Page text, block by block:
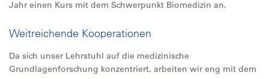
Jahr einen Kurs mit dem Schwerpunkt Biomedizin an.
Weitreichende Kooperationen
Da sich unser Lehrstuhl auf die medizinische
Grundlagenforschung konzentriert, arbeiten wir eng mit dem